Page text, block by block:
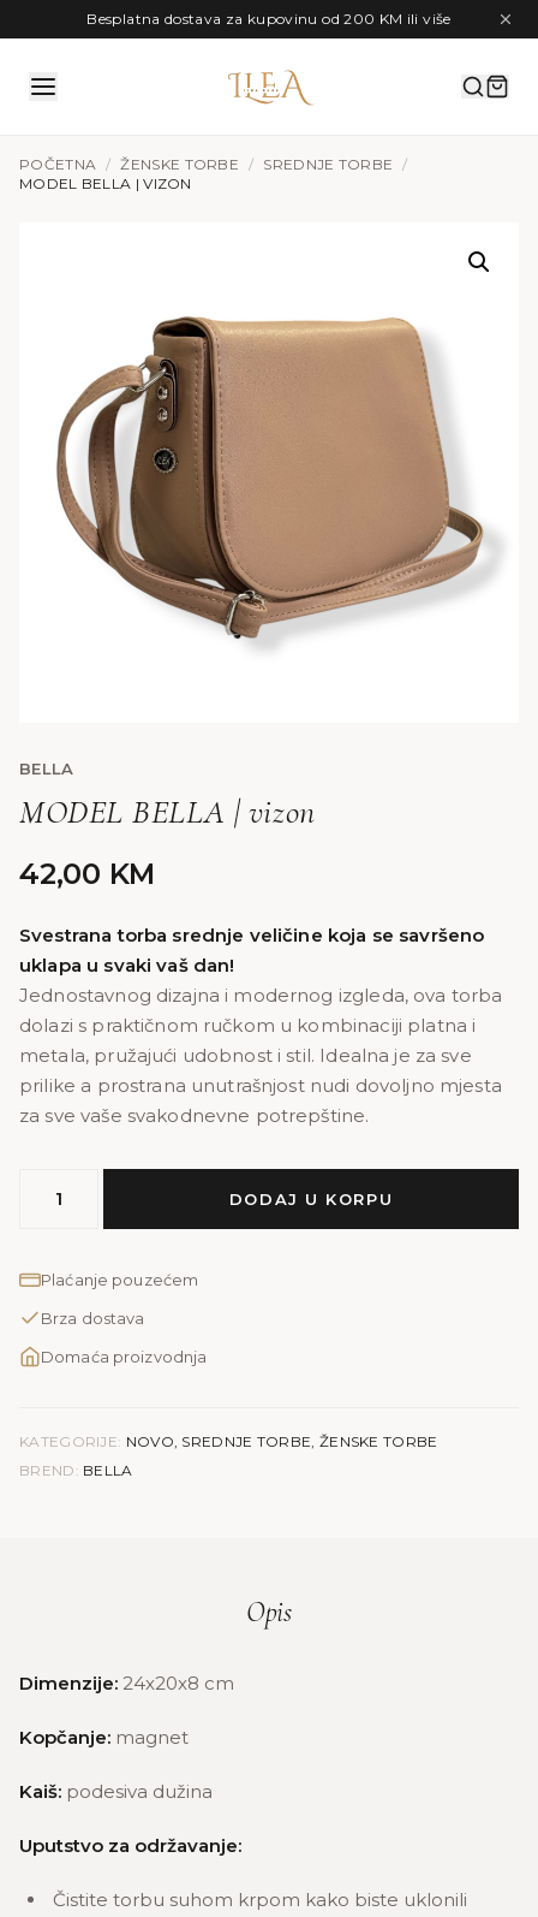
Preskoči na sadržajBesplatna dostava za kupovinu od 200 KM ili više
POČETNA / ŽENSKE TORBE / SREDNJE TORBE
/
MODEL BELLA | VIZON
BELLA
MODEL BELLA | vizon
42,00 KM
Svestrana torba srednje veličine koja se savršeno
uklapa u svaki vaš dan!
Jednostavnog dizajna i modernog izgleda, ova torba
dolazi s praktičnom ručkom u kombinaciji platna i
metala, pružajući udobnost i stil. Idealna je za sve
prilike a prostrana unutrašnjost nudi dovoljno mjesta
za sve vaše svakodnevne potrepštine.
BELLA
vizon
DODAJ U KORPU
Plaćanje pouzećem
Brza dostava
Domaća proizvodnja
KATEGORIJE: NOVO, SREDNJE TORBE, ŽENSKE TORBE
BREND: BELLA
Opis
Dimenzije: 24x20x8 cm
Kopčanje: magnet
Kaiš: podesiva dužina
Uputstvo za održavanje:
Čistite torbu suhom krpom kako biste uklonili